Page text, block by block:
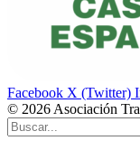
Facebook X (Twitter)
© 2026 Asociación